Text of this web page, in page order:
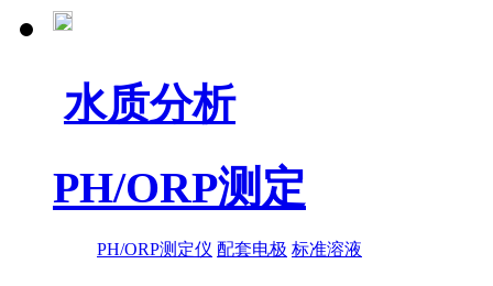
水质分析
PH/ORP测定
PH/ORP测定仪 配套电极 标准溶液